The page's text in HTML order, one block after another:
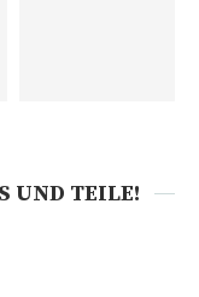
UND TEILE!